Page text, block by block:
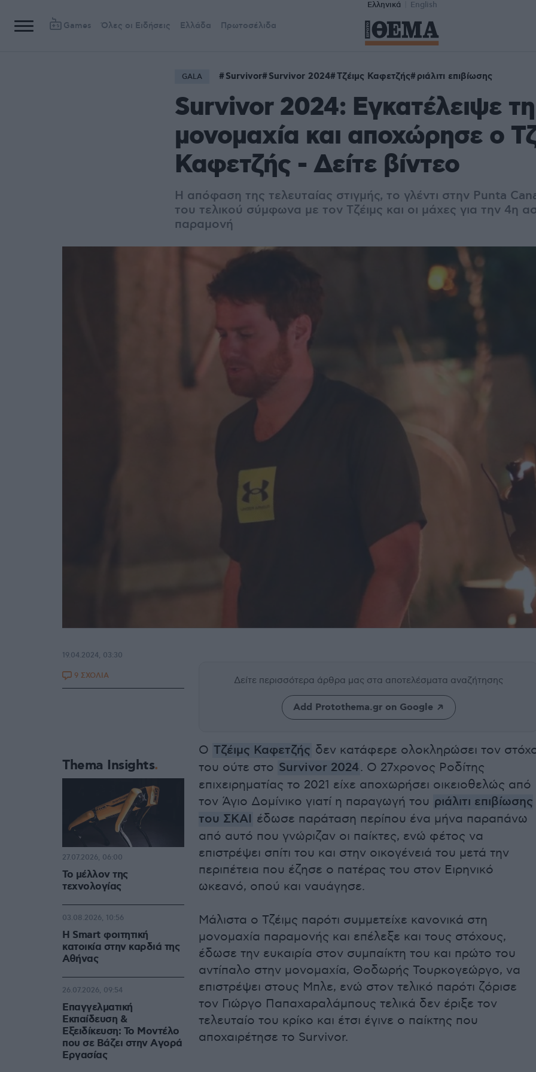
Ελληνικά English
Games Όλες οι Ειδήσεις Ελλάδα Πρωτοσέλιδα
GALA Survivor Survivor 2024 Τζέιμς Καφετζής ριάλιτι επιβίωσης
Survivor 2024: Εγκατέλειψε τη
μονομαχία και αποχώρησε ο
Καφετζής - Δείτε βίντεο
Η απόφαση της τελευταίας στιγμής, το γλέντι στην Punta
του τελικού σύμφωνα με τον Τζέιμς και οι μάχες για την 4η
παραμονή
Δείτε περισσότερα άρθρα μας στα αποτελέσματα αναζήτησης
Add Protothema.gr on Google
Ο Τζέιμς Καφετζής δεν κατάφερε ολοκληρώσει τον
του ούτε στο Survivor 2024. O 27χρονος Ροδίτης
επιχειρηματίας τo 2021 είχε αποχωρήσει οικειοθελώς από
τον Άγιο Δομίνικο γιατί η παραγωγή του ριάλιτι επιβίωσης
του ΣΚΑΙ έδωσε παράταση περίπου ένα μήνα παραπάνω
από αυτό που γνώριζαν οι παίκτες, ενώ φέτος να
επιστρέψει σπίτι του και στην οικογένειά του μετά την
περιπέτεια που έζησε ο πατέρας του στον Ειρηνικό
ωκεανό, οπού και ναυάγησε.
Μάλιστα ο Τζέιμς παρότι συμμετείχε κανονικά στη
μονομαχία παραμονής και επέλεξε και τους στόχους,
έδωσε την ευκαιρία στον συμπαίκτη του και πρώτο του
αντίπαλο στην μονομαχία, Θοδωρής Τουρκογεώργο, να
επιστρέψει στους Μπλε, ενώ στον τελικό παρότι ζόρισε
τον Γιώργο Παπαχαραλάμπους τελικά δεν έριξε τον
τελευταίο του κρίκο και έτσι έγινε ο παίκτης που
αποχαιρέτησε το Survivor.
19.04.2024, 03:30
9 ΣΧΟΛΙΑ
Thema Insights
Το μέλλον της
τεχνολογίας
27.07.2026, 06:00
Η Smart φοιτητική
κατοικία στην καρδιά της
Αθήνας
03.08.2026, 10:56
Επαγγελματική
Εκπαίδευση &
Εξειδίκευση: Το Mοντέλο
που σε Bάζει στην Aγορά
Eργασίας
26.07.2026, 09:54